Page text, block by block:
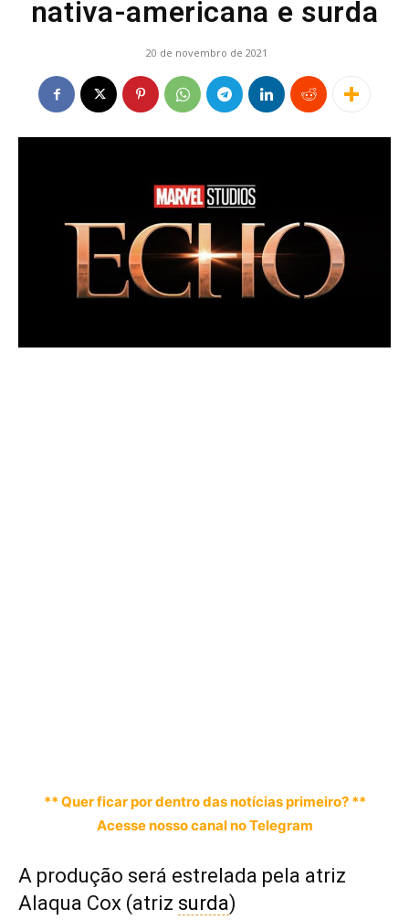
nativa-americana e surda
20 de novembro de 2021
** Quer ficar por dentro das notícias primeiro? **
Acesse nosso canal no Telegram
A produção será estrelada pela atriz
Alaqua Cox (atriz surda)